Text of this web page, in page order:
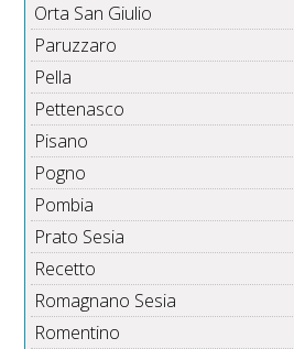
Orta San Giulio
Paruzzaro
Pella
Pettenasco
Pisano
Pogno
Pombia
Prato Sesia
Recetto
Romagnano Sesia
Romentino